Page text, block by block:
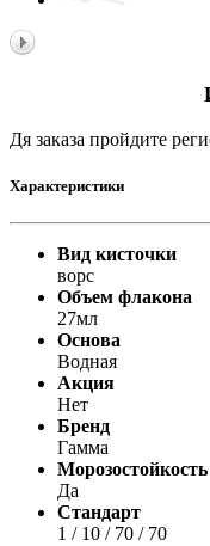
Дя заказа пройдите
Характеристики
Вид кисточки
ворс
Объем флакона
27мл
Основа
Водная
Акция
Нет
Бренд
Гамма
Морозостойкость
Да
Стандарт
1 / 10 / 70 / 70